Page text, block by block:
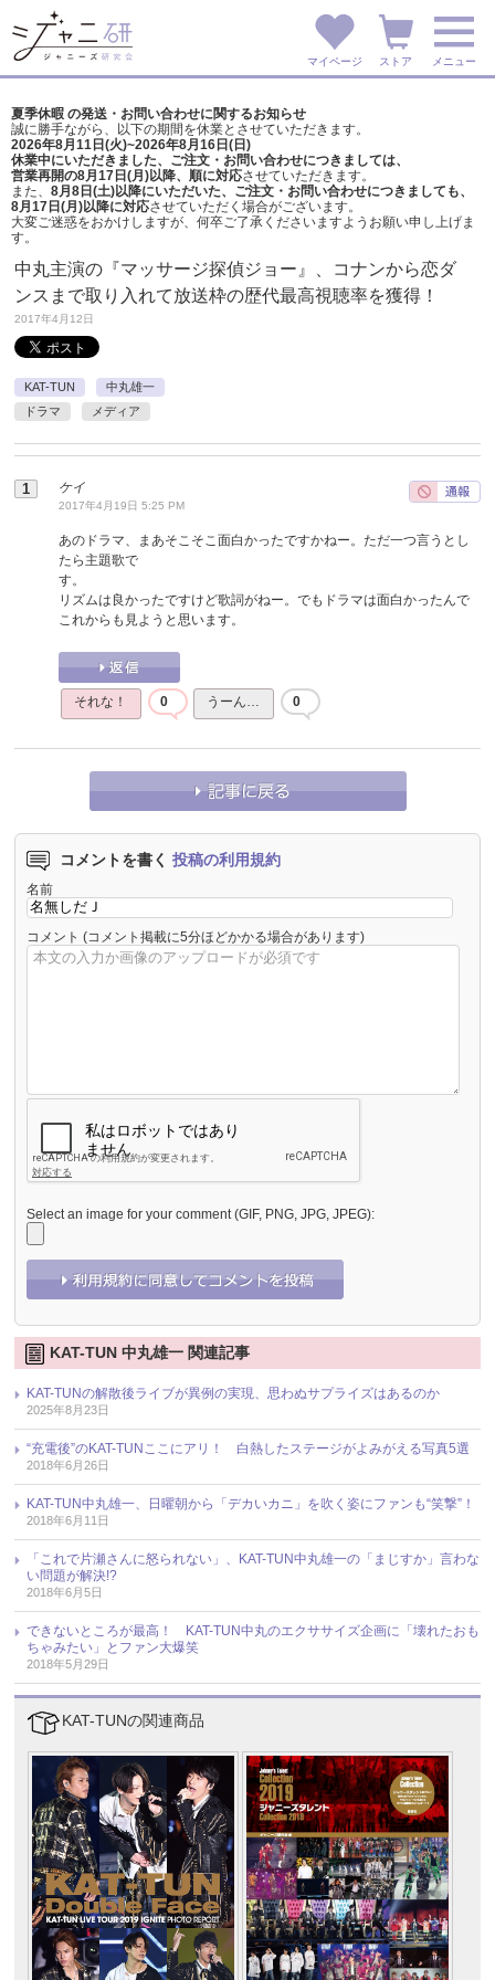
マイページ ストア メニュー
夏季休暇 の発送・お問い合わせに関するお知らせ
誠に勝手ながら、以下の期間を休業とさせていただきます。
2026年8月11日(火)~2026年8月16日(日)
休業中にいただきました、ご注文・お問い合わせにつきましては、
営業再開の8月17日(月)以降、順に対応させていただきます。
また、 8月8日(土)以降にいただいた、ご注文・ お問い合わせにつきましても、
8月17日(月)以降に対応させていただく場合がございます。
大変ご迷惑をおかけしますが、 何卒ご了承くださいますようお願い申し上げま
す。
中丸主演の『マッサージ探偵ジョー』、コナンから恋ダ
ンスまで取り入れて放送枠の歴代最高視聴率を獲得！
2017年4月12日
KAT-TUN
中丸雄一
ドラマ
メディア
ケイ
2017年4月19日 5:25 PM
あのドラマ、まあそこそこ面白かったですかねー。ただ一つ言うとし
たら主題歌で
す
リズムは良かったですけど歌詞がねー。でもドラマは面白かったんで
これからも見ようと思います。
それな！ 0 うーん… 0
コメントを書く 投稿の利用規約
名前
コメント (コメント掲載に5分ほどかかる場合があります)
Select an image for your comment (GIF, PNG, JPG, JPEG):
KAT-TUN 中丸雄一 関連記事
KAT-TUNの解散後ライブが異例の実現、思わぬサプライズはあるのか
2025年8月23日
“充電後”のKAT-TUNここにアリ！ 白熱したステージがよみがえる写真5選
2018年6月26日
KAT-TUN中丸雄一、日曜朝から「デカいカニ」を吹く姿にファンも“笑撃”！
2018年6月11日
「これで片瀬さんに怒られない」、KAT-TUN中丸雄一の「まじすか」言わな
い問題が解決!?
2018年6月5日
できないところが最高！ KAT-TUN中丸のエクササイズ企画に「壊れたおも
ちゃみたい」とファン大爆笑
2018年5月29日
KAT-TUNの関連商品